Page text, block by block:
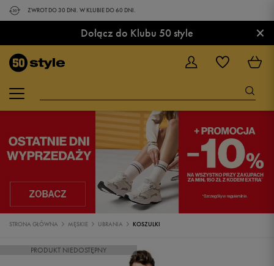
ZWROT DO 30 DNI. W KLUBIE DO 60 DNI.
Dołącz do Klubu 50 style ×
STRONA GŁÓWNA MĘSKIE UBRANIA KOSZULKI
PRODUKT NIEDOSTĘPNY